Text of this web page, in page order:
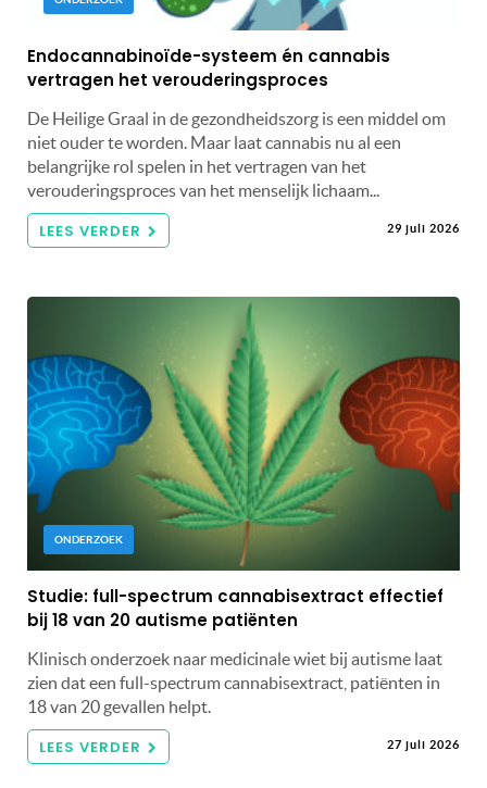
Endocannabinoïde-systeem én cannabis
vertragen het verouderingsproces
De Heilige Graal in de gezondheidszorg is een middel om
niet ouder te worden. Maar laat cannabis nu al een
belangrijke rol spelen in het vertragen van het
verouderingsproces van het menselijk lichaam...
LEES VERDER 29 juli 2026
ONDERZOEK
Studie: full-spectrum cannabisextract effectief
bij 18 van 20 autisme patiënten
Klinisch onderzoek naar medicinale wiet bij autisme laat
zien dat een full-spectrum cannabisextract, patiënten in
18 van 20 gevallen helpt.
LEES VERDER 27 juli 2026